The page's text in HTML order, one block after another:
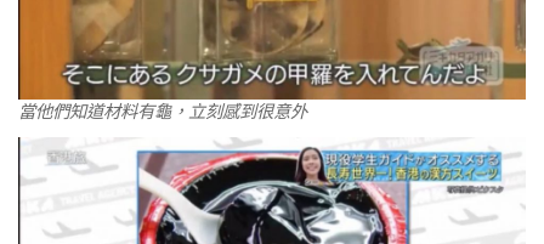
當他們知道材料有龜，立刻感到很意外